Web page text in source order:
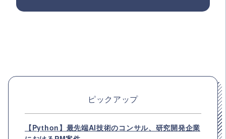
ピックアップ
【Python】最先端AI技術のコンサル、研究開発企業